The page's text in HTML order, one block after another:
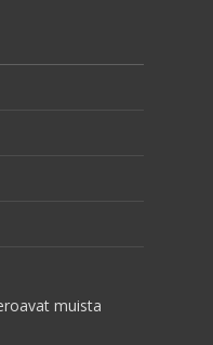
muista